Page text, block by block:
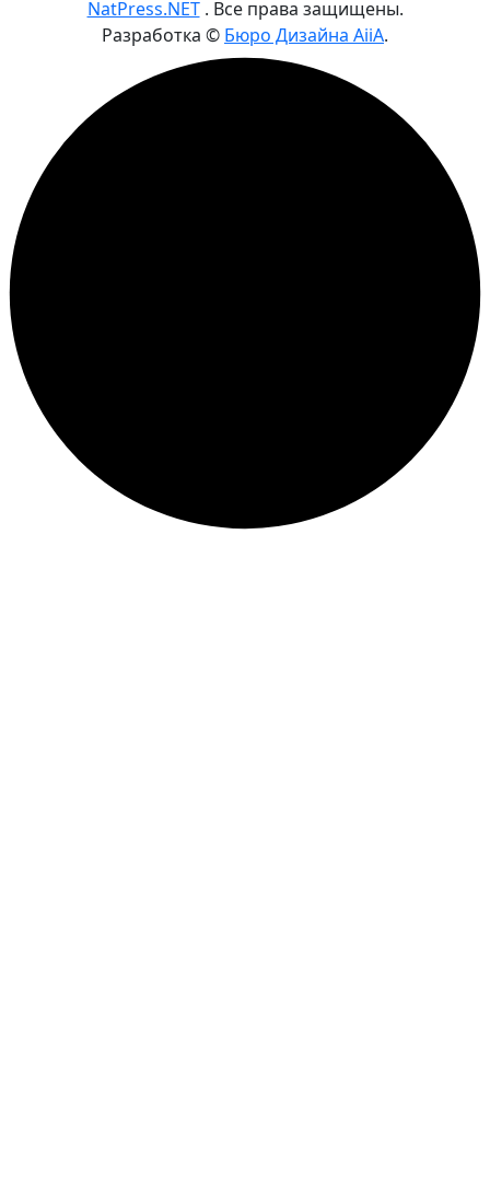
NatPress.NET. Все права защищены.
Разработка © Бюро Дизайна AiiA.